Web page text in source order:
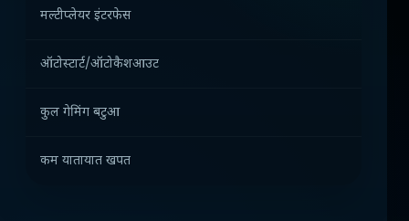
मल्टीप्लेयर इंटरफेस
ऑटोस्टार्ट/ऑटोकैशआउट
कुल गेमिंग बटुआ
कम यातायात खपत